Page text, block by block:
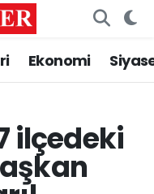
Ekonomi
ilçedeki
ve Fikstür